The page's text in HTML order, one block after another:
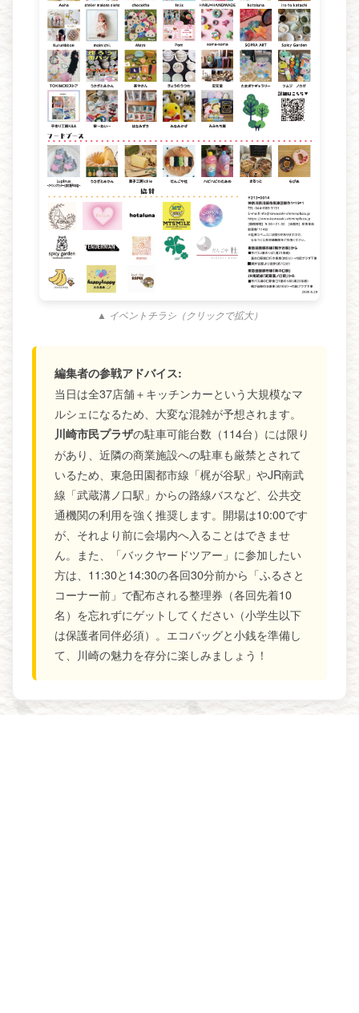
▲ イベントチラシ（クリックで拡大）
編集者の参戦アドバイス:
当日は全37店舗＋キッチンカーという大規模なマ
ルシェになるため、大変な混雑が予想されます。
川崎市民プラザの駐車可能台数（114台）には限り
があり、近隣の商業施設への駐車も厳禁とされて
いるため、東急田園都市線「梶が谷駅」やJR南武
線「武蔵溝ノ口駅」からの路線バスなど、公共交
通機関の利用を強く推奨します。開場は10:00です
が、それより前に会場内へ入ることはできませ
ん。また、「バックヤードツアー」に参加したい
方は、11:30と14:30の各回30分前から「ふるさと
コーナー前」で配布される整理券（各回先着10
名）を忘れずにゲットしてください（小学生以下
は保護者同伴必須）。エコバッグと小銭を準備し
て、川崎の魅力を存分に楽しみましょう！